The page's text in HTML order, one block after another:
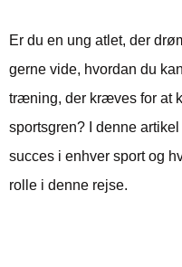
Er du en ung atlet, der
gerne vide, hvordan du
træning, der kræves for at
sportsgren? I denne
succes i enhver sport og
rolle i denne rejse.